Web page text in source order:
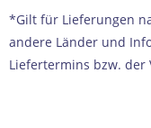
*Gilt für Lieferungen
andere Länder und
Liefertermins bzw. der